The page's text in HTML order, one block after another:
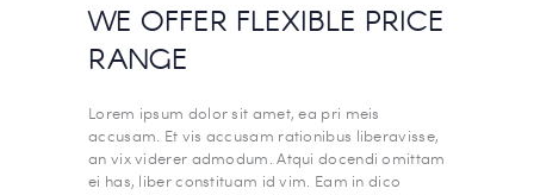
WE OFFER FLEXIBLE PRICE
RANGE
Lorem ipsum dolor sit amet, ea pri meis
accusam. Et vis accusam rationibus liberavisse,
an vix viderer admodum. Atqui docendi omittam
ei has, liber constituam id vim. Eam in dico